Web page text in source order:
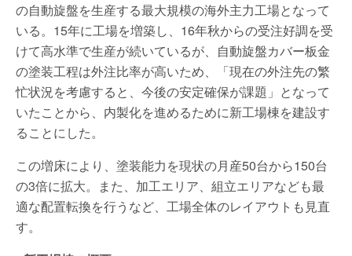
の自動旋盤を生産する最大規模の海外主力工場となって
いる。15年に工場を増築し、16年秋からの受注好調を受
けて高水準で生産が続いているが、自動旋盤カバー板金
の塗装工程は外注比率が高いため、「現在の外注先の繁
忙状況を考慮すると、今後の安定確保が課題」となって
いたことから、内製化を進めるために新工場棟を建設す
ることにした。
この増床により、塗装能力を現状の月産50台から150台
の3倍に拡大。また、加工エリア、組立エリアなども最
適な配置転換を行うなど、工場全体のレイアウトも見直
す。